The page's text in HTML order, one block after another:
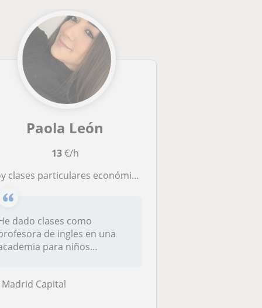
Paola León
13€/h
clases particulares económicas de inglés
dado clases como
de ingles en una
para niños
Madrid Capital